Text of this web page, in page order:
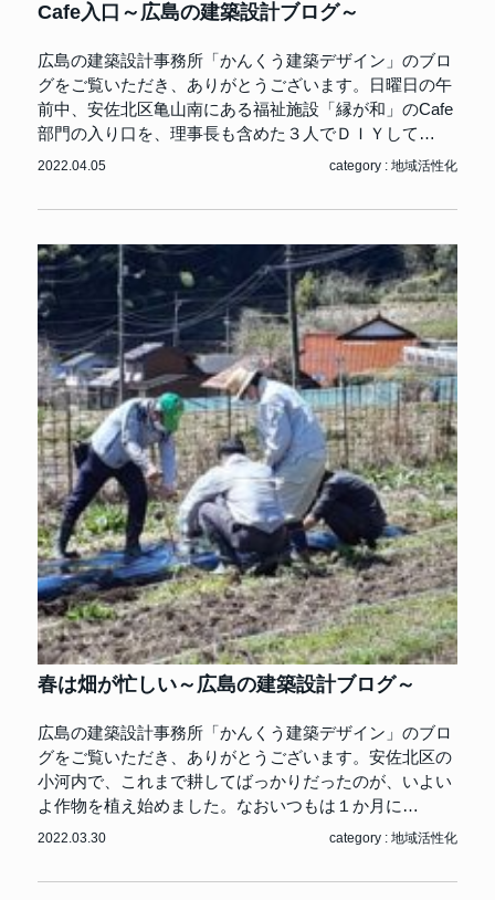
Cafe入口～広島の建築設計ブログ～
広島の建築設計事務所「かんくう建築デザイン」のブロ
グをご覧いただき、ありがとうございます。日曜日の午
前中、安佐北区亀山南にある福祉施設「縁が和」のCafe
部門の入り口を、理事長も含めた３人でＤＩＹして…
2022.04.05 category :地域活性化
春は畑が忙しい～広島の建築設計ブログ～
広島の建築設計事務所「かんくう建築デザイン」のブロ
グをご覧いただき、ありがとうございます。安佐北区の
小河内で、これまで耕してばっかりだったのが、いよい
よ作物を植え始めました。なおいつもは１か月に…
2022.03.30 category :地域活性化